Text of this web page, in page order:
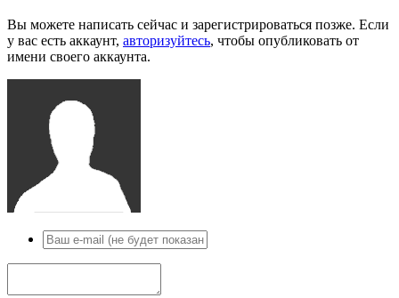
Вы можете написать сейчас и зарегистрироваться позже. Если
у вас есть аккаунт, авторизуйтесь, чтобы опубликовать от
имени своего аккаунта.